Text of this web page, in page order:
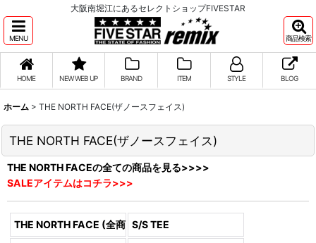
大阪南堀江にあるセレクトショップFIVESTAR
MENU 商品検索
HOME NEW WEB UP BRAND ITEM STYLE BLOG
ホーム > THE NORTH FACE(ザノースフェイス)
THE NORTH FACE(ザノースフェイス)
THE NORTH FACEの全ての商品を見る>>>>
SALEアイテムはコチラ>>>
THE NORTH FACE (全商品)S/S TEE